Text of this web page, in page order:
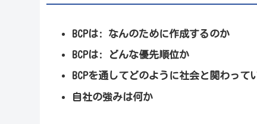
BCPは: なんのために作成するのか
BCPは: どんな優先順位か
BCPを通してどのように社会と関わって
自社の強みは何か